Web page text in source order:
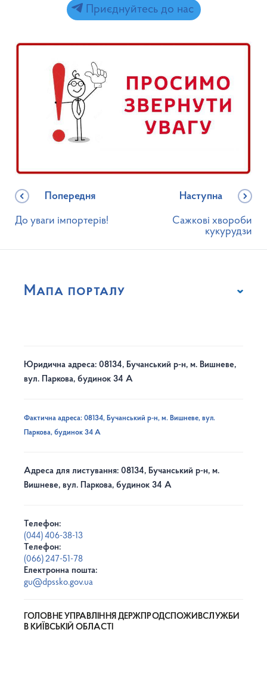
Приєднуйтесь до нас
Попередня
До уваги імпортерів!
Наступна
Сажкові хвороби
кукурудзи
Мапа порталу
Юридична адреса: 08134, Бучанський р-н, м. Вишневе,
вул. Паркова, будинок 34 А
Фактична адреса: 08134, Бучанський р-н, м. Вишневе, вул.
Паркова, будинок 34 А
Адреса для листування: 08134, Бучанський р-н, м.
Вишневе, вул. Паркова, будинок 34 А
Телефон:
(044) 406-38-13
Телефон:
(066) 247-51-78
Електронна пошта:
gu@dpssko.gov.ua
ГОЛОВНЕ УПРАВЛІННЯ ДЕРЖПРОДСПОЖИВСЛУЖБИ
В КИЇВСЬКІЙ ОБЛАСТІ